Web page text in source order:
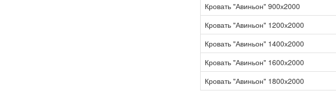
Кровать "Авиньон" 900х2000
Кровать "Авиньон" 1200х2000
Кровать "Авиньон" 1400х2000
Кровать "Авиньон" 1600х2000
Кровать "Авиньон" 1800х2000